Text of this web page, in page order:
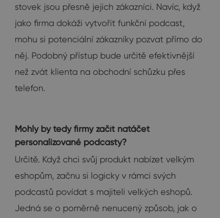
stovek jsou přesně jejich zákazníci. Navíc, když
jako firma dokáži vytvořit funkční podcast,
mohu si potenciální zákazníky pozvat přímo do
něj. Podobný přístup bude určitě efektivnější
než zvát klienta na obchodní schůzku přes
telefon.
Mohly by tedy firmy začít natáčet
personalizované podcasty?
Určitě. Když chci svůj produkt nabízet velkým
eshopům, začnu si logicky v rámci svých
podcastů povídat s majiteli velkých eshopů.
Jedná se o poměrně nenucený způsob, jak o